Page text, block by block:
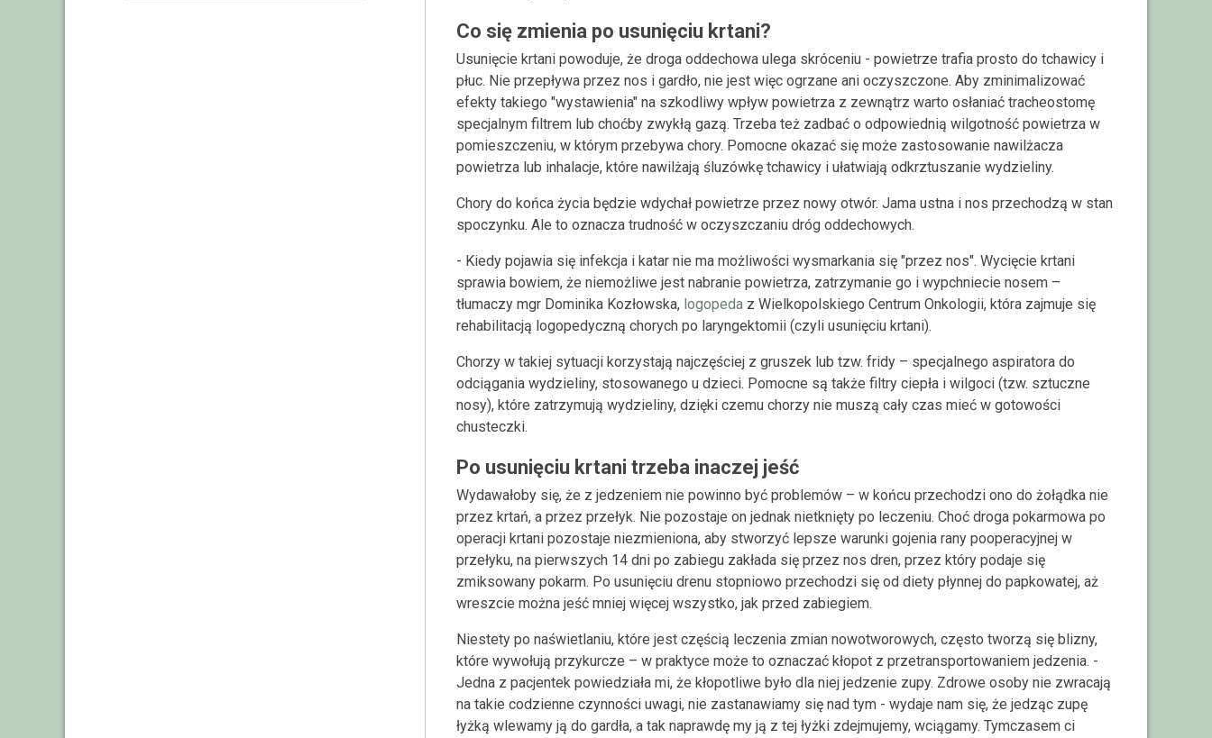
Co się zmienia po usunięciu krtani?
Usunięcie krtani powoduje, że droga oddechowa ulega skróceniu - powietrze trafia prosto do tchawicy i
płuc. Nie przepływa przez nos i gardło, nie jest więc ogrzane ani oczyszczone. Aby zminimalizować
efekty takiego "wystawienia" na szkodliwy wpływ powietrza z zewnątrz warto osłaniać tracheostomę
specjalnym filtrem lub choćby zwykłą gazą. Trzeba też zadbać o odpowiednią wilgotność powietrza w
pomieszczeniu, w którym przebywa chory. Pomocne okazać się może zastosowanie nawilżacza
powietrza lub inhalacje, które nawilżają śluzówkę tchawicy i ułatwiają odkrztuszanie wydzieliny.
Chory do końca życia będzie wdychał powietrze przez nowy otwór. Jama ustna i nos przechodzą w stan
spoczynku. Ale to oznacza trudność w oczyszczaniu dróg oddechowych.
- Kiedy pojawia się infekcja i katar nie ma możliwości wysmarkania się "przez nos". Wycięcie krtani
sprawia bowiem, że niemożliwe jest nabranie powietrza, zatrzymanie go i wypchniecie nosem –
tłumaczy mgr Dominika Kozłowska, logopeda z Wielkopolskiego Centrum Onkologii, która zajmuje się
rehabilitacją logopedyczną chorych po laryngektomii (czyli usunięciu krtani).
Chorzy w takiej sytuacji korzystają najczęściej z gruszek lub tzw. fridy – specjalnego aspiratora do
odciągania wydzieliny, stosowanego u dzieci. Pomocne są także filtry ciepła i wilgoci (tzw. sztuczne
nosy), które zatrzymują wydzieliny, dzięki czemu chorzy nie muszą cały czas mieć w gotowości
chusteczki.
Po usunięciu krtani trzeba inaczej jeść
Wydawałoby się, że z jedzeniem nie powinno być problemów – w końcu przechodzi ono do żołądka nie
przez krtań, a przez przełyk. Nie pozostaje on jednak nietknięty po leczeniu. Choć droga pokarmowa po
operacji krtani pozostaje niezmieniona, aby stworzyć lepsze warunki gojenia rany pooperacyjnej w
przełyku, na pierwszych 14 dni po zabiegu zakłada się przez nos dren, przez który podaje się
zmiksowany pokarm. Po usunięciu drenu stopniowo przechodzi się od diety płynnej do papkowatej, aż
wreszcie można jeść mniej więcej wszystko, jak przed zabiegiem.
Niestety po naświetlaniu, które jest częścią leczenia zmian nowotworowych, często tworzą się blizny,
które wywołują przykurcze – w praktyce może to oznaczać kłopot z przetransportowaniem jedzenia. -
Jedna z pacjentek powiedziała mi, że kłopotliwe było dla niej jedzenie zupy. Zdrowe osoby nie zwracają
na takie codzienne czynności uwagi, nie zastanawiamy się nad tym - wydaje nam się, że jedząc zupę
łyżką wlewamy ją do gardła, a tak naprawdę my ją z tej łyżki zdejmujemy, wciągamy. Tymczasem ci